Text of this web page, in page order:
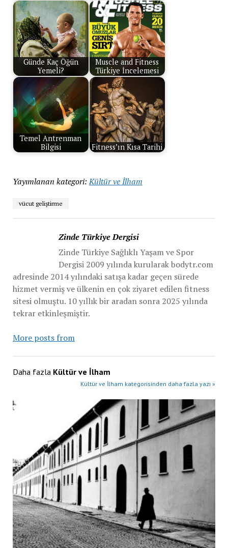
Günde Kaç Öğün
Yemeli?
Muscle and Fitness
Türkiye İncelemesi
Temel Antrenman
Bilgisi
Fitness’ın Kısa Tarihi
Yayımlanan kategori: Kültür ve İlham
vücut geliştirme
Zinde Türkiye Dergisi
Zinde Türkiye Sağlıklı Yaşam ve Spor
Dergisi 2009 yılında kurularak bodytr.com
adresinde 2014 yılındaki satışa kadar geçen sürede
hizmet vermiş ve ülkenin en çok ziyaret edilen fitness
sitesi olmuştu. 10 yıllık bir aradan sonra 2025 yılında
tekrar etkinleşmiştir.
More posts from
Daha fazla Kültür ve İlham
Kültür ve İlham kategorisinden daha fazla yazı »